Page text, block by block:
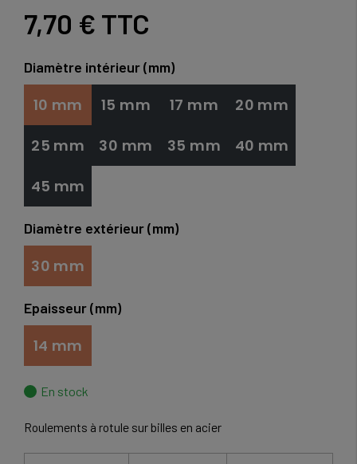
7,70 € TTC
Diamètre intérieur (mm)
10 mm 15 mm 17 mm 20 mm
25 mm 30 mm 35 mm 40 mm
45 mm
Diamètre extérieur (mm)
30 mm
Epaisseur (mm)
14 mm
En stock
Roulements à rotule sur billes en acier